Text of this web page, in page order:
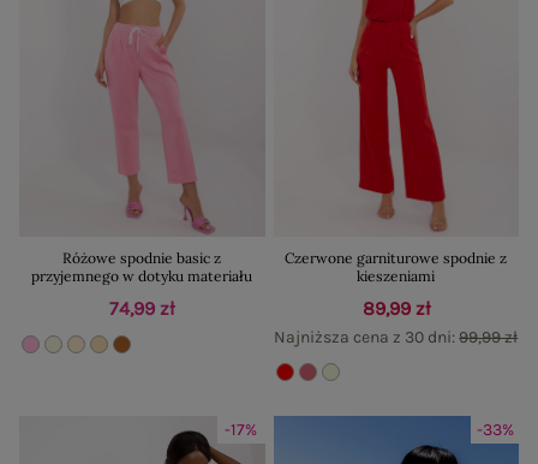
Różowe spodnie basic z
przyjemnego w dotyku materiału
74,99 zł
Czerwone garniturowe spodnie z
kieszeniami
89,99 zł
Najniższa cena z 30 dni:99,99 zł
-17% -33%